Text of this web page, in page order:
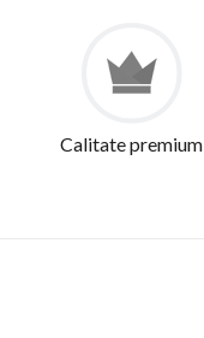
Calitate premium